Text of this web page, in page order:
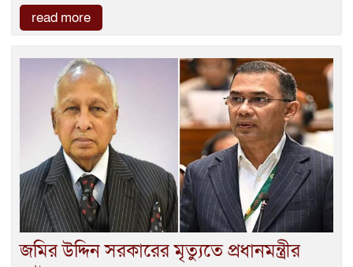
read more
জমির উদ্দিন সরকারের মৃত্যুতে প্রধানমন্ত্রীর